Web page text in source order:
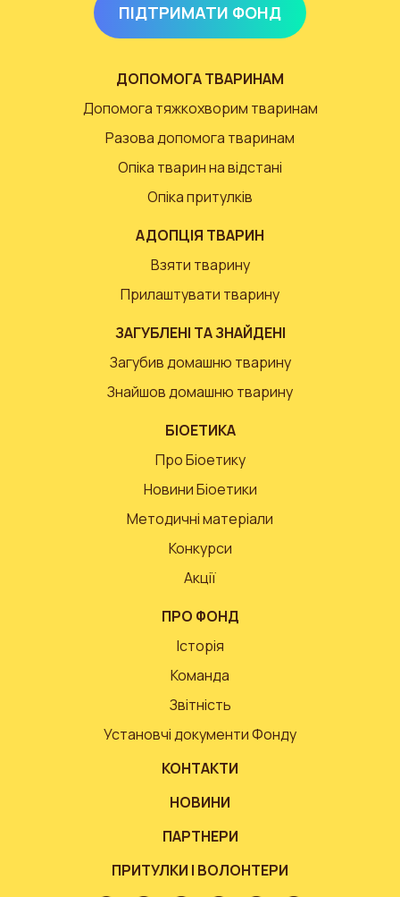
ПІДТРИМАТИ ФОНД
ДОПОМОГА ТВАРИНАМ
Допомога тяжкохворим тваринам
Разова допомога тваринам
Опіка тварин на відстані
Опіка притулків
АДОПЦІЯ ТВАРИН
Взяти тварину
Прилаштувати тварину
ЗАГУБЛЕНІ ТА ЗНАЙДЕНІ
Загубив домашню тварину
Знайшов домашню тварину
БІОЕТИКА
Про Біоетику
Новини Біоетики
Методичні матеріали
Конкурси
Акції
ПРО ФОНД
Історія
Команда
Звітність
Установчі документи Фонду
КОНТАКТИ
НОВИНИ
ПАРТНЕРИ
ПРИТУЛКИ І ВОЛОНТЕРИ